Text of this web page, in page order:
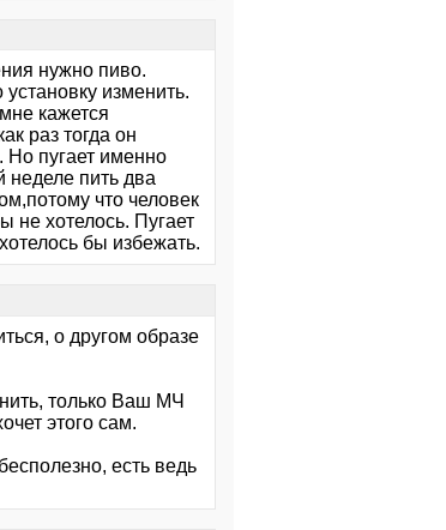
нужно пиво.
изменить.
кажется
раз тогда он
Но пугает именно
неделе пить два
что человек
не хотелось. Пугает
бы избежать.
о другом образе
только Ваш МЧ
этого сам.
есть ведь